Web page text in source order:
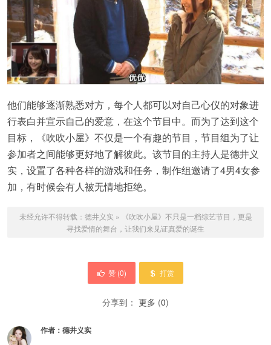
他们能够逐渐熟悉对方，每个人都可以对自己心仪的对象进
行表白并宣示自己的爱意，在这个节目中。而为了达到这个
目标，《吹吹小屋》不仅是一个有趣的节目，节目组为了让
参加者之间能够更好地了解彼此。该节目的主持人是德井义
实，设置了各种各样的游戏和任务，制作组邀请了4男4女参
加，有时候会有人被无情地拒绝。
未经允许不得转载： 德井义实 »
《吹吹小屋》不只是一档综艺节目，更是
寻找爱情的舞台，让我们来见证真爱的诞生
赞 (0) 打赏
分享到： 更多 (0)
作者： 德井义实